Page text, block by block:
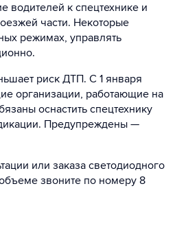
к спецтехнике и
части. Некоторые
режимах, управлять
риск ДТП. С 1 января
организации, работающие на
оснастить спецтехнику
Предупреждены —
или заказа светодиодного
звоните по номеру 8